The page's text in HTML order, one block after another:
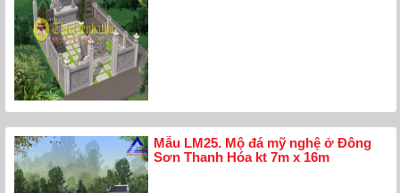
Mẫu LM25. Mộ đá mỹ nghệ ở Đông
Sơn Thanh Hóa kt 7m x 16m